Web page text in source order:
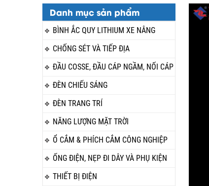
Danh mục sản phẩm
BÌNH ẮC QUY LITHIUM XE NÂNG
CHỐNG SÉT VÀ TIẾP ĐỊA
ĐẦU COSSE, ĐẦU CÁP NGẦM, NỐI CÁP
ĐÈN CHIẾU SÁNG
ĐÈN TRANG TRÍ
NĂNG LƯỢNG MẶT TRỜI
Ổ CẮM & PHÍCH CẮM CÔNG NGHIỆP
ỐNG ĐIỆN, NẸP ĐI DÂY VÀ PHỤ KIỆN
THIẾT BỊ ĐIỆN